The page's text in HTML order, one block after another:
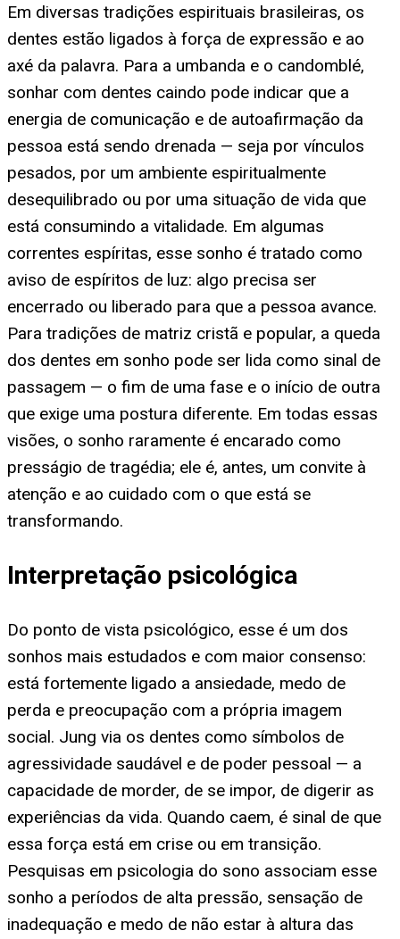
Em diversas tradições espirituais brasileiras, os
dentes estão ligados à força de expressão e ao
axé da palavra. Para a umbanda e o candomblé,
sonhar com dentes caindo pode indicar que a
energia de comunicação e de autoafirmação da
pessoa está sendo drenada — seja por vínculos
pesados, por um ambiente espiritualmente
desequilibrado ou por uma situação de vida que
está consumindo a vitalidade. Em algumas
correntes espíritas, esse sonho é tratado como
aviso de espíritos de luz: algo precisa ser
encerrado ou liberado para que a pessoa avance.
Para tradições de matriz cristã e popular, a queda
dos dentes em sonho pode ser lida como sinal de
passagem — o fim de uma fase e o início de outra
que exige uma postura diferente. Em todas essas
visões, o sonho raramente é encarado como
presságio de tragédia; ele é, antes, um convite à
atenção e ao cuidado com o que está se
transformando.
Interpretação psicológica
Do ponto de vista psicológico, esse é um dos
sonhos mais estudados e com maior consenso:
está fortemente ligado a ansiedade, medo de
perda e preocupação com a própria imagem
social. Jung via os dentes como símbolos de
agressividade saudável e de poder pessoal — a
capacidade de morder, de se impor, de digerir as
experiências da vida. Quando caem, é sinal de que
essa força está em crise ou em transição.
Pesquisas em psicologia do sono associam esse
sonho a períodos de alta pressão, sensação de
inadequação e medo de não estar à altura das